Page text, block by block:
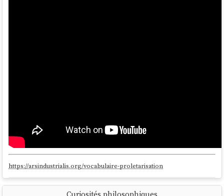
https://arsindustrialis.org/vocabulaire-proletarisation